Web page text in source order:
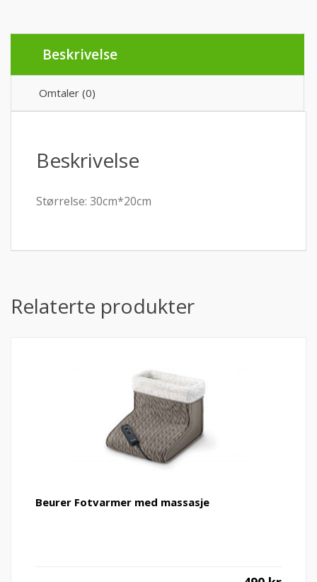
Beskrivelse
Omtaler (0)
Beskrivelse
Størrelse: 30cm*20cm
Relaterte produkter
Beurer Fotvarmer med massasje